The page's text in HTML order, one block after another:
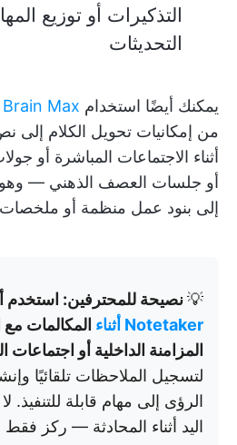
التذكيرات أو توزيع
التحديثات
يمكنك أيضًا استخدام Max
من إمكانيات تحويل الكلام إلى
أثناء الاجتماعات المباشرة أو
أو جلسات العصف الذهني — وهو
إلى بنود عمل منظمة أو
💡نصيحة للمحترفين: استخدم
Notetaker أثناء
المكالمات
المزامنة الداخلية أو
لتسجيل الملاحظات تلقائيًا
الرؤى إلى مهام قابلة للتنفيذ.
اليد أثناء المحادثة — ركز فقط